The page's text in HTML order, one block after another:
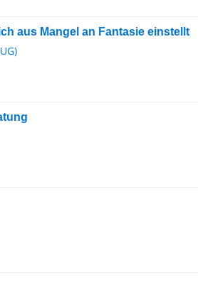
aus Mangel an Fantasie einstellt